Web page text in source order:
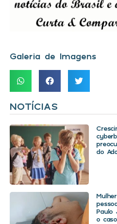
Galeria de Imagens
NOTÍCIAS
do
Paulo
o caso